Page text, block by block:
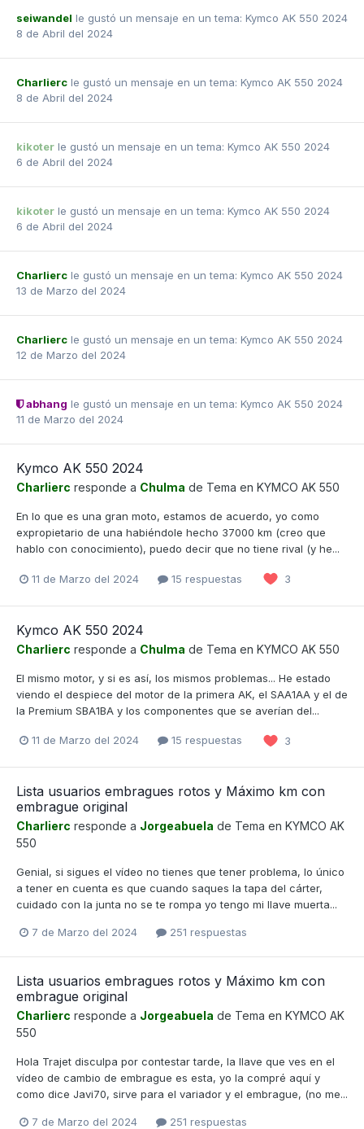
seiwandel le gustó un mensaje en un tema: Kymco AK 550 2024
8 de Abril del 2024
Charlierc le gustó un mensaje en un tema: Kymco AK 550 2024
8 de Abril del 2024
kikoter le gustó un mensaje en un tema: Kymco AK 550 2024
6 de Abril del 2024
kikoter le gustó un mensaje en un tema: Kymco AK 550 2024
6 de Abril del 2024
Charlierc le gustó un mensaje en un tema: Kymco AK 550 2024
13 de Marzo del 2024
Charlierc le gustó un mensaje en un tema: Kymco AK 550 2024
12 de Marzo del 2024
abhang le gustó un mensaje en un tema: Kymco AK 550 2024
11 de Marzo del 2024
Kymco AK 550 2024
Charlierc responde a Chulma de Tema en KYMCO AK 550
En lo que es una gran moto, estamos de acuerdo, yo como
expropietario de una habiéndole hecho 37000 km (creo que
hablo con conocimiento), puedo decir que no tiene rival (y he...
11 de Marzo del 2024 15 respuestas 3
Kymco AK 550 2024
Charlierc responde a Chulma de Tema en KYMCO AK 550
El mismo motor, y si es así, los mismos problemas... He estado
viendo el despiece del motor de la primera AK, el SAA1AA y el de
la Premium SBA1BA y los componentes que se averían del...
11 de Marzo del 2024 15 respuestas 3
Lista usuarios embragues rotos y Máximo km con
embrague original
Charlierc responde a Jorgeabuela de Tema en KYMCO AK
550
Genial, si sigues el vídeo no tienes que tener problema, lo único
a tener en cuenta es que cuando saques la tapa del cárter,
cuidado con la junta no se te rompa yo tengo mi llave muerta...
7 de Marzo del 2024 251 respuestas
Lista usuarios embragues rotos y Máximo km con
embrague original
Charlierc responde a Jorgeabuela de Tema en KYMCO AK
550
Hola Trajet disculpa por contestar tarde, la llave que ves en el
vídeo de cambio de embrague es esta, yo la compré aquí y
como dice Javi70, sirve para el variador y el embrague, (no me...
7 de Marzo del 2024 251 respuestas